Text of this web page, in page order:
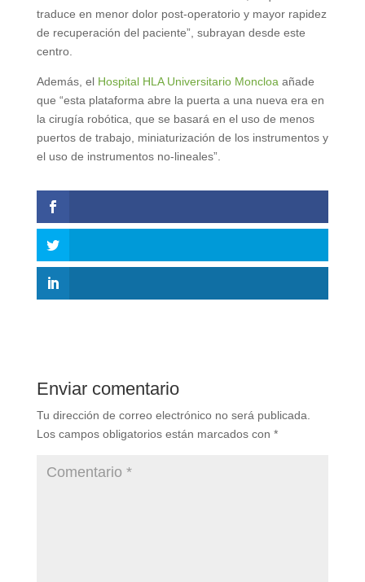
traduce en menor dolor post-operatorio y mayor rapidez
de recuperación del paciente”, subrayan desde este
centro.
Además, el Hospital HLA Universitario Moncloa añade
que “esta plataforma abre la puerta a una nueva era en
la cirugía robótica, que se basará en el uso de menos
puertos de trabajo, miniaturización de los instrumentos y
el uso de instrumentos no-lineales”.
Enviar comentario
Tu dirección de correo electrónico no será publicada.
Los campos obligatorios están marcados con *